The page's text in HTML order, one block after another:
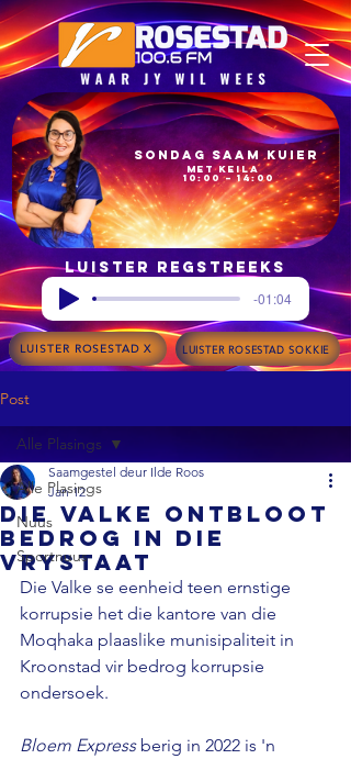
10:00 – 14:00
met Keila
Sondag Saam Kuier
Luister regstreeks
-01:04
LUISTER ROSESTAD X LUISTER ROSESTAD SOKKIE
Post
Alle Plasings
Nuus
Sportnuus
Alle Plasings
Die Valke ontbloot
bedrog in die
Vrystaat
Saamgestel deur Ilde Roos
Jan 12
Die Valke se eenheid teen ernstige
korrupsie het die kantore van die
Moqhaka plaaslike munisipaliteit in
Kroonstad vir bedrog korrupsie
ondersoek.
Bloem Express berig in 2022 is 'n